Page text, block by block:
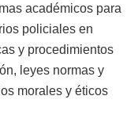
académicos para
policiales en
y procedimientos
leyes normas y
morales y éticos